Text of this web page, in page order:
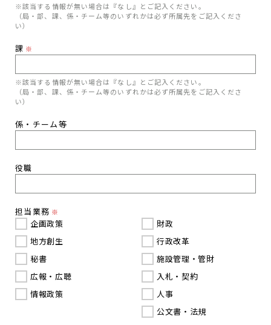
※該当する情報が無い場合は『なし』とご記入ください。
（局・部、課、係・チーム等のいずれかは必ず所属先をご記入くださ
い）
課 ※
※該当する情報が無い場合は『なし』とご記入ください。
（局・部、課、係・チーム等のいずれかは必ず所属先をご記入くださ
い）
係・チーム等
役職
担当業務 ※
企画政策
地方創生
秘書
広報・広聴
情報政策
財政
行政改革
施設管理・管財
入札・契約
人事
公文書・法規